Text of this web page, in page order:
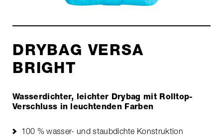
DRYBAG VERSA
BRIGHT
Wasserdichter, leichter Drybag mit Rolltop-
Verschluss in leuchtenden Farben
100 % wasser- und staubdichte Konstruktion